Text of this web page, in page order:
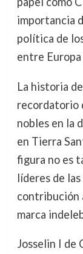
importancia
política de
entre Europa
La historia
recordatorio
nobles en la
en Tierra
figura no es
líderes de
contribución
marca
Josselin I de